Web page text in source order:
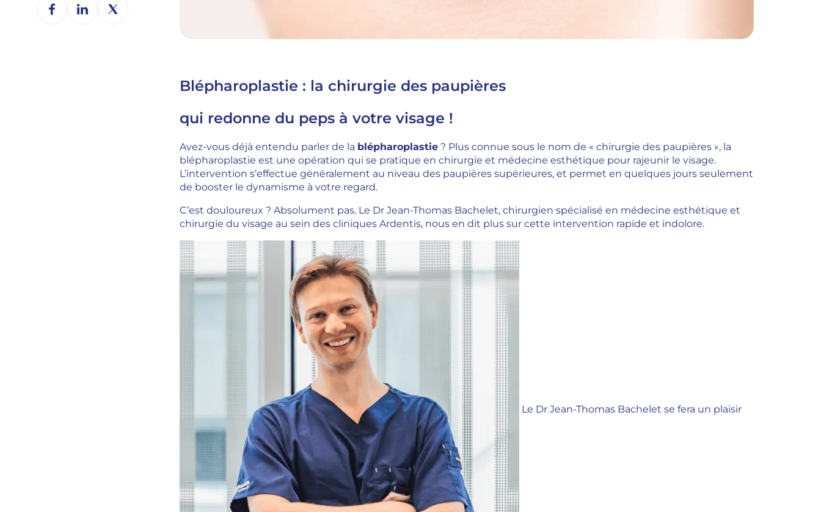
Blépharoplastie : la chirurgie des paupières
qui redonne du peps à votre visage !
Avez-vous déjà entendu parler de la blépharoplastie ? Plus connue sous le nom de « chirurgie des paupières », la
blépharoplastie est une opération qui se pratique en chirurgie et médecine esthétique pour rajeunir le visage.
L’intervention s’effectue généralement au niveau des paupières supérieures, et permet en quelques jours seulement
de booster le dynamisme à votre regard.
C’est douloureux ? Absolument pas. Le Dr Jean-Thomas Bachelet, chirurgien spécialisé en médecine esthétique et
chirurgie du visage au sein des cliniques Ardentis, nous en dit plus sur cette intervention rapide et indolore.
Le Dr Jean-Thomas Bachelet se fera un plaisir